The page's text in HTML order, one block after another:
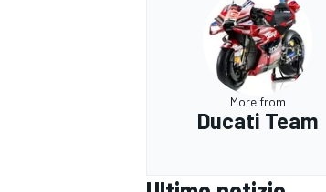
More from
Ducati Team